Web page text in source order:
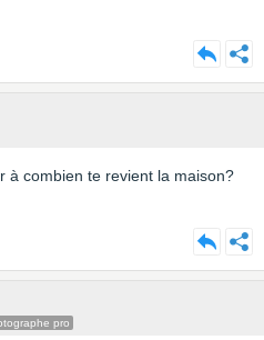
à combien te revient la maison?
pro